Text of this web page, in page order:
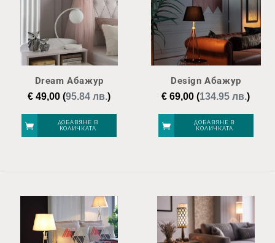
Dream Абажур
€ 49,00 (95.84 лв.)
ДОБАВЯНЕ В
КОЛИЧКАТА
Design Абажур
€ 69,00 (134.95 лв.)
ДОБАВЯНЕ В
КОЛИЧКАТА